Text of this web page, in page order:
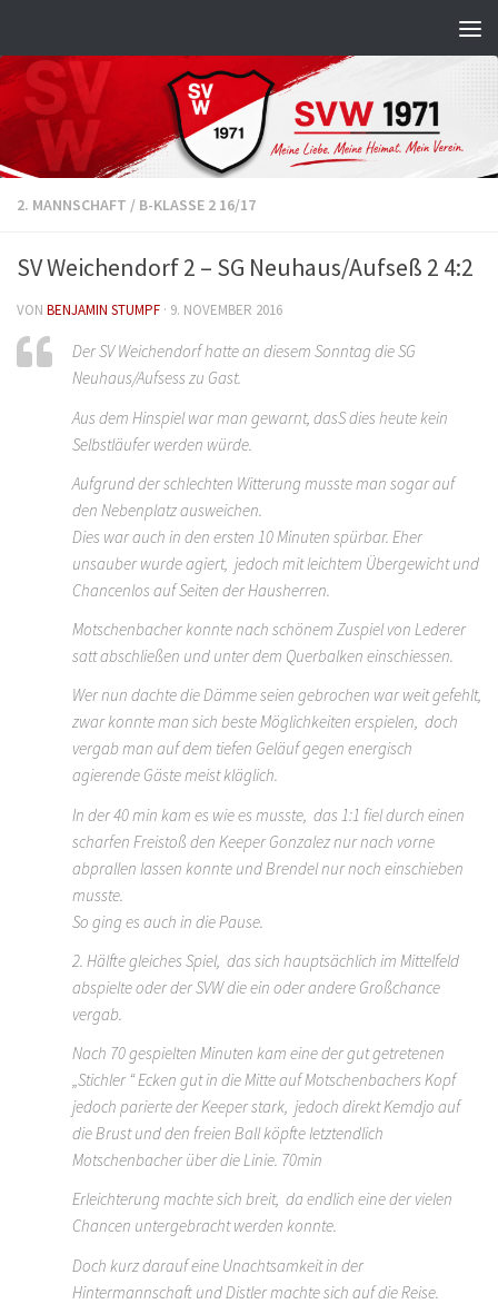
2. MANNSCHAFT / B-KLASSE 2 16/17
SV Weichendorf 2 – SG Neuhaus/Aufseß 2 4:2
VON BENJAMIN STUMPF · 9. NOVEMBER 2016
Der SV Weichendorf hatte an diesem Sonntag die SG
Neuhaus/Aufsess zu Gast.
Aus dem Hinspiel war man gewarnt, dasS dies heute kein
Selbstläufer werden würde.
Aufgrund der schlechten Witterung musste man sogar auf
den Nebenplatz ausweichen.
Dies war auch in den ersten 10 Minuten spürbar. Eher
unsauber wurde agiert, jedoch mit leichtem Übergewicht und
Chancenlos auf Seiten der Hausherren.
Motschenbacher konnte nach schönem Zuspiel von Lederer
satt abschließen und unter dem Querbalken einschiessen.
Wer nun dachte die Dämme seien gebrochen war weit gefehlt,
zwar konnte man sich beste Möglichkeiten erspielen, doch
vergab man auf dem tiefen Geläuf gegen energisch
agierende Gäste meist kläglich.
In der 40 min kam es wie es musste, das 1:1 fiel durch einen
scharfen Freistoß den Keeper Gonzalez nur nach vorne
abprallen lassen konnte und Brendel nur noch einschieben
musste.
So ging es auch in die Pause.
2. Hälfte gleiches Spiel, das sich hauptsächlich im Mittelfeld
abspielte oder der SVW die ein oder andere Großchance
vergab.
Nach 70 gespielten Minuten kam eine der gut getretenen
„Stichler “ Ecken gut in die Mitte auf Motschenbachers Kopf
jedoch parierte der Keeper stark, jedoch direkt Kemdjo auf
die Brust und den freien Ball köpfte letztendlich
Motschenbacher über die Linie. 70min
Erleichterung machte sich breit, da endlich eine der vielen
Chancen untergebracht werden konnte.
Doch kurz darauf eine Unachtsamkeit in der
Hintermannschaft und Distler machte sich auf die Reise.